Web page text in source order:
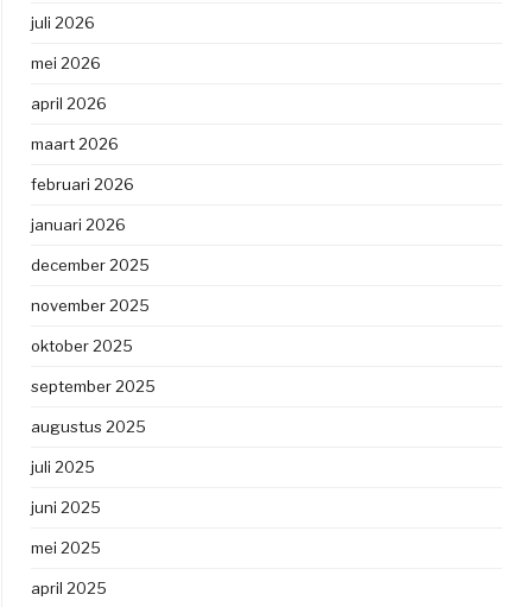
juli 2026
mei 2026
april 2026
maart 2026
februari 2026
januari 2026
december 2025
november 2025
oktober 2025
september 2025
augustus 2025
juli 2025
juni 2025
mei 2025
april 2025